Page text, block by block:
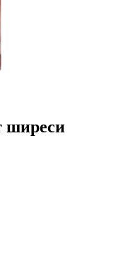
ширеси